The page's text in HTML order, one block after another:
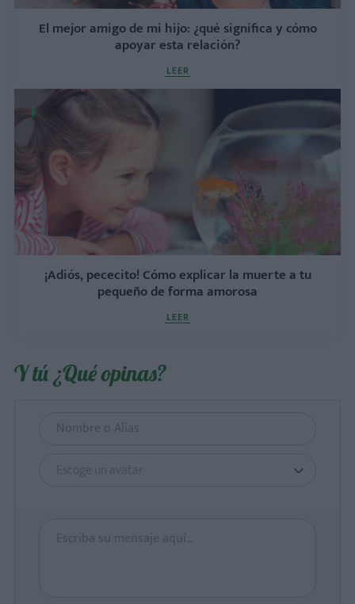
El mejor amigo de mi hijo: ¿qué significa y cómo
apoyar esta relación?
LEER
¡Adiós, pececito! Cómo explicar la muerte a tu
pequeño de forma amorosa
LEER
Y tú ¿Qué opinas?
Escoge un avatar